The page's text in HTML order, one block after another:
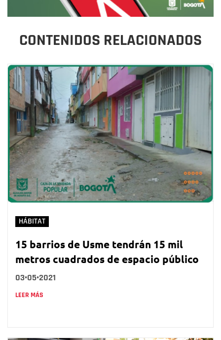
CONTENIDOS RELACIONADOS
HÁBITAT
15 barrios de Usme tendrán 15 mil
metros cuadrados de espacio público
03•05•2021
LEER MÁS